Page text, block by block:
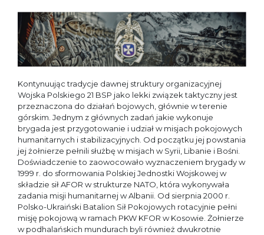
Kontynuując tradycje dawnej struktury organizacyjnej
Wojska Polskiego 21 BSP jako lekki związek taktyczny jest
przeznaczona do działań bojowych, głównie w terenie
górskim. Jednym z głównych zadań jakie wykonuje
brygada jest przygotowanie i udział w misjach pokojowych
humanitarnych i stabilizacyjnych. Od początku jej powstania
jej żołnierze pełnili służbę w misjach w Syrii, Libanie i Bośni.
Doświadczenie to zaowocowało wyznaczeniem brygady w
1999 r. do sformowania Polskiej Jednostki Wojskowej w
składzie sił AFOR w strukturze NATO, która wykonywała
zadania misji humanitarnej w Albanii. Od sierpnia 2000 r.
Polsko-Ukraiński Batalion Sił Pokojowych rotacyjnie pełni
misję pokojową w ramach PKW KFOR w Kosowie. Żołnierze
w podhalańskich mundurach byli również dwukrotnie